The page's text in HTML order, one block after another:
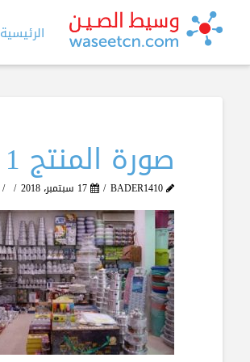
الرئيسية
صورة المنتج 1 الطلب 737
BADER1410 17 سبتمبر، 2018